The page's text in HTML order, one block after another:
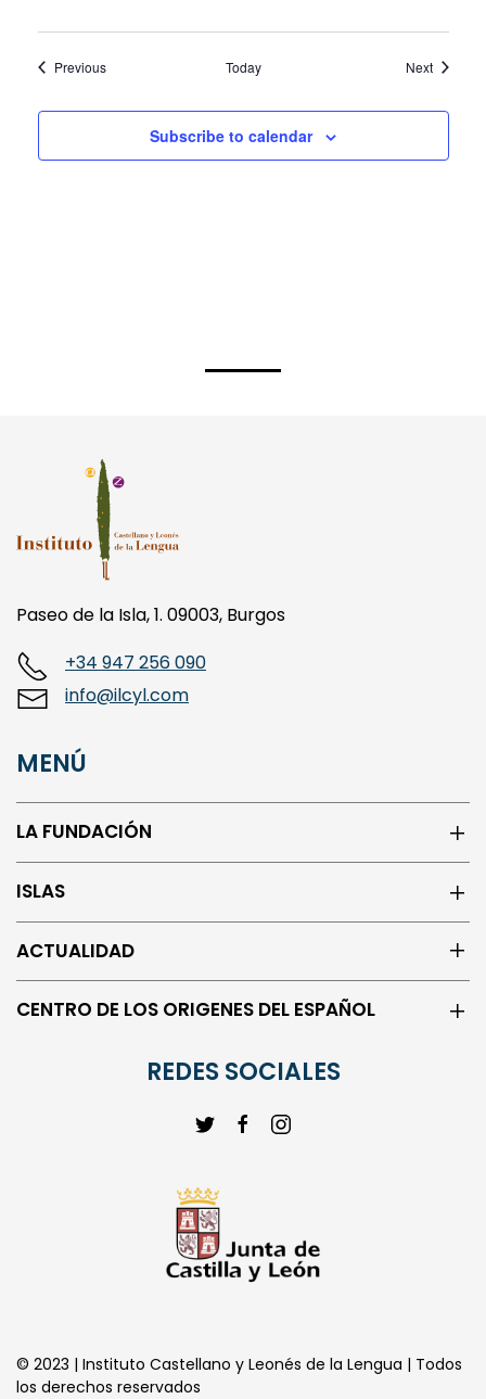
PreviousEvents Today NextEvents
Subscribe to calendar
Paseo de la Isla, 1. 09003, Burgos
+34 947 256 090
info@ilcyl.com
MENÚ
LA FUNDACIÓN
ISLAS
ACTUALIDAD
CENTRO DE LOS ORIGENES DEL ESPAÑOL
REDES SOCIALES
© 2023 | Instituto Castellano y Leonés de la Lengua | Todos
los derechos reservados